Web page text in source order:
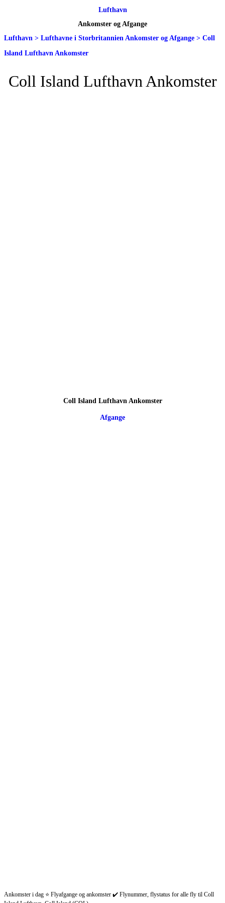
Lufthavn
Ankomster og Afgange
Lufthavn > Lufthavne i Storbritannien Ankomster og Afgange > Coll
Island Lufthavn Ankomster
Coll Island Lufthavn Ankomster
Coll Island Lufthavn Ankomster
Afgange
Ankomster i dag ⭐ Flyafgange og ankomster ✔️ Flynummer, flystatus for alle fly til Coll